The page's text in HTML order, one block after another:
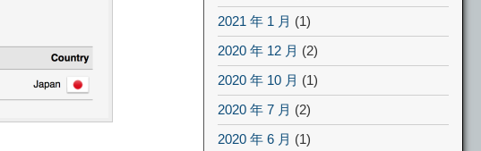
2021 年 1 月 (1)
2020 年 12 月 (2)
2020 年 10 月 (1)
2020 年 7 月 (2)
2020 年 6 月 (1)